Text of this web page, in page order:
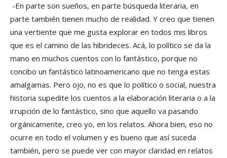
-En parte son sueños, en parte búsqueda literaria, en
parte también tienen mucho de realidad. Y creo que tienen
una vertiente que me gusta explorar en todos mis libros
que es el camino de las hibrideces. Acá, lo político se da la
mano en muchos cuentos con lo fantástico, porque no
concibo un fantástico latinoamericano que no tenga estas
amalgamas. Pero ojo, no es que lo político o social, nuestra
historia supedite los cuentos a la elaboración literaria o a la
irrupción de lo fantástico, sino que aquello va pasando
orgánicamente, creo yo, en los relatos. Ahora bien, eso no
ocurre en todo el volumen y es bueno que así suceda
también, pero se puede ver con mayor claridad en relatos